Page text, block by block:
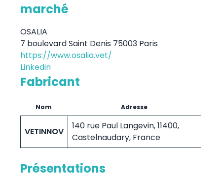
marché
OSALIA
7 boulevard Saint Denis 75003 Paris
https://www.osalia.vet/
Linkedin
Fabricant
Nom Adresse
VETINNOV
140 rue Paul Langevin, 11400,
Castelnaudary, France
Présentations